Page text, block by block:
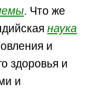
. Что же
наука
и
здоровья и
и